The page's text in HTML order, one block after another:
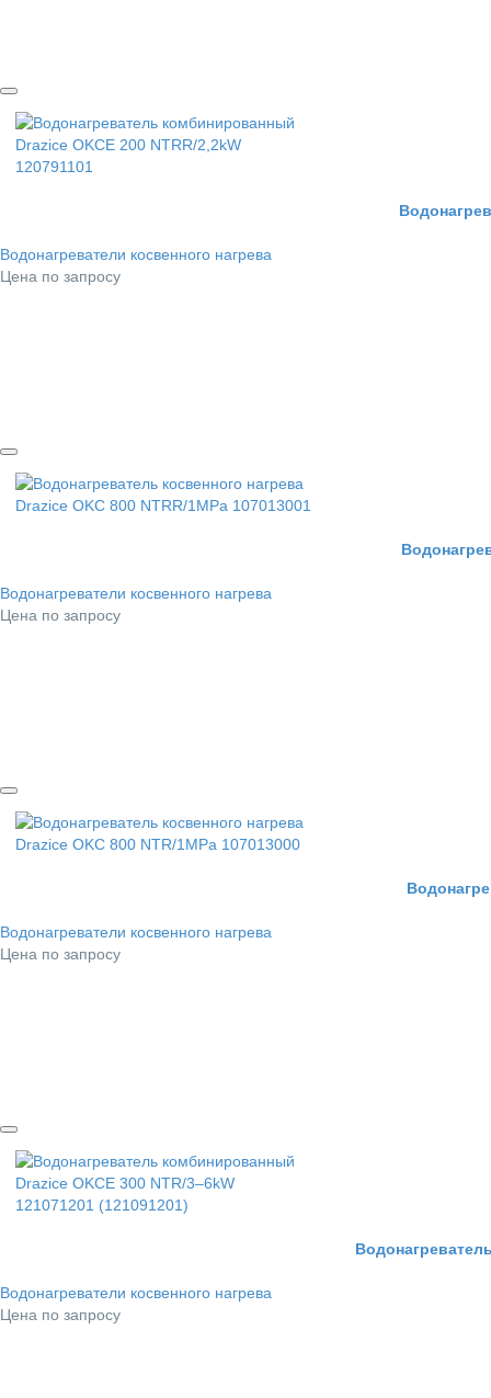
Водонагреватели косвенного нагрева
Цена по запросу
Водонагреватели косвенного нагрева
Цена по запросу
Водонагреватели косвенного нагрева
Цена по запросу
Водонагреватели косвенного нагрева
Цена по запросу